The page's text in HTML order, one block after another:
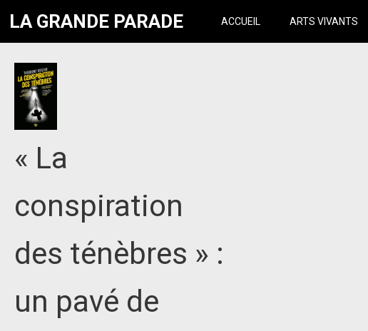
LA GRANDE PARADE ACCUEIL ARTS VIVANTS
« La
conspiration
des ténèbres » :
un pavé de